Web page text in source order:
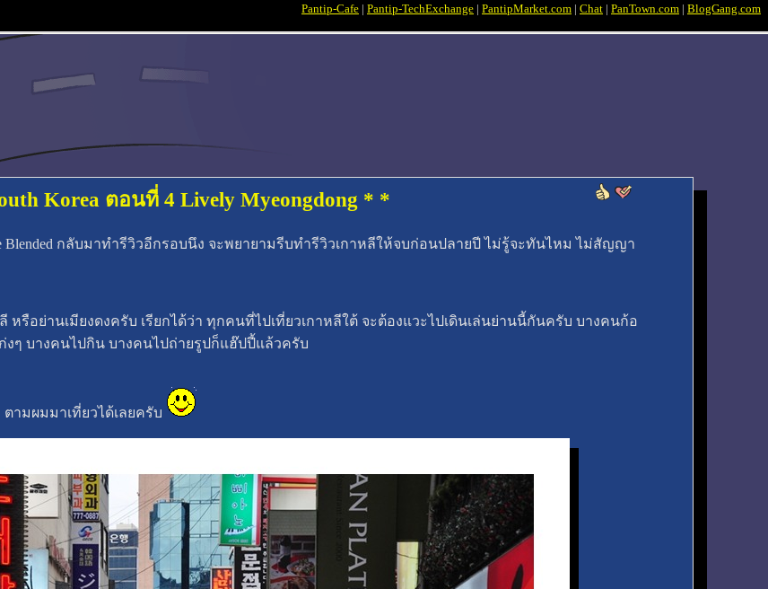
Pantip-Cafe | Pantip-TechExchange | PantipMarket.com | Chat | PanTown.com | BlogGang.com
Korea ตอนที่ 4 Lively Myeongdong * *
Blended กลับมาทำรีวิวอีกรอบนึง จะพยายามรีบทำรีวิวเกาหลีให้จบก่อนปลายปี ไม่รู้จะทันไหม ไม่สัญญา
หรือย่านเมียงดงครับ เรียกได้ว่า ทุกคนที่ไปเที่ยวเกาหลีใต้ จะต้องแวะไปเดินเล่นย่านนี้กันครับ บางคนก้อ
งๆ บางคนไปกิน บางคนไปถ่ายรูปก็แฮ๊ปปี้แล้วครับ
ามผมมาเที่ยวได้เลยครับ